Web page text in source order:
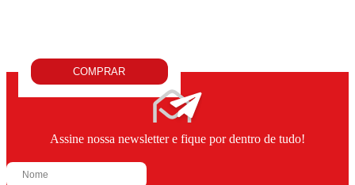
COMPRAR
Assine nossa newsletter e fique por dentro de tudo!